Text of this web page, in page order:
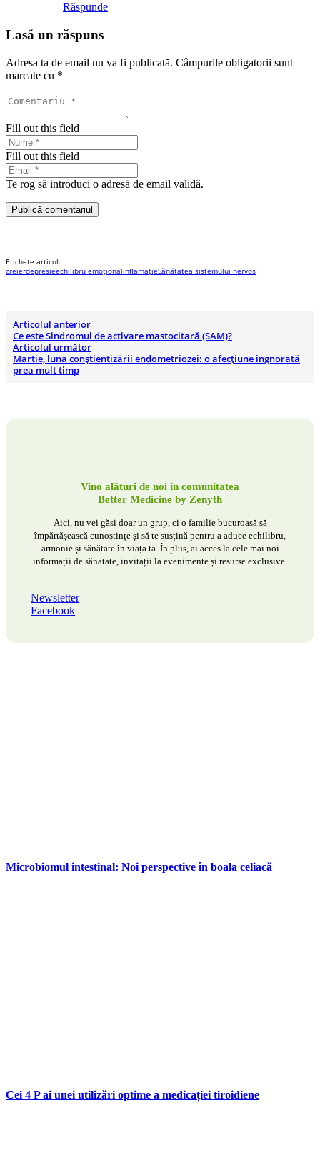
Răspunde
Lasă un răspuns
Adresa ta de email nu va fi publicată. Câmpurile obligatorii sunt
marcate cu *
Fill out this field
Fill out this field
Te rog să introduci o adresă de email validă.
Publică comentariul
Etichete articol:
creierdepresieechilibru emoționalinflamațieSănătatea sistemului nervos
Articolul anterior
Ce este Sindromul de activare mastocitară (SAM)?
Articolul următor
Martie, luna conștientizării endometriozei: o afecțiune ingnorată
prea mult timp
Vino alături de noi în comunitatea
Better Medicine by Zenyth
Aici, nu vei găsi doar un grup, ci o familie bucuroasă să
împărtășească cunoștințe și să te susțină pentru a aduce echilibru,
armonie și sănătate în viața ta. În plus, ai acces la cele mai noi
informații de sănătate, invitații la evenimente și resurse exclusive.
Newsletter
Facebook
Microbiomul intestinal: Noi perspective în boala celiacă
Cei 4 P ai unei utilizări optime a medicației tiroidiene